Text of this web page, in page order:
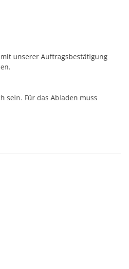
unserer Auftragsbestätigung
sein. Für das Abladen muss